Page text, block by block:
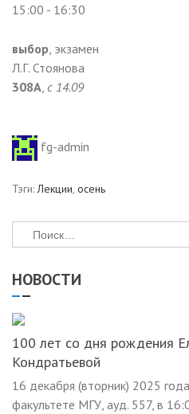
15:00 - 16:30
выбор, экзамен
Л.Г. Стоянова
308А, с 14.09
fg-admin
Тэги:Лекции, осень
Найти:
НОВОСТИ
100 лет со дня рождения
Кондратьевой
16 декабря (вторник) 2025
факультете МГУ, ауд. 557, в